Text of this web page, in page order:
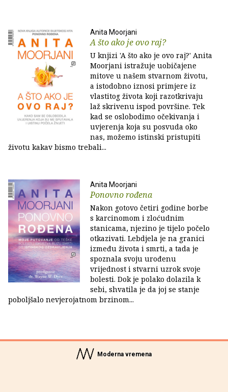
Anita Moorjani
A što ako je ovo raj?
U knjizi 'A što ako je ovo raj?' Anita
Moorjani istražuje uobičajene
mitove u našem stvarnom životu,
a istodobno iznosi primjere iz
vlastitog života koji razotkrivaju
laž skrivenu ispod površine. Tek
kad se oslobodimo očekivanja i
uvjerenja koja su posvuda oko
nas, možemo istinski pristupiti
životu kakav bismo trebali...
Anita Moorjani
Ponovno rođena
Nakon gotovo četiri godine borbe
s karcinomom i zloćudnim
stanicama, njezino je tijelo počelo
otkazivati. Lebdjela je na granici
između života i smrti, a tada je
spoznala svoju urođenu
vrijednost i stvarni uzrok svoje
bolesti. Dok je polako dolazila k
sebi, shvatila je da joj se stanje
poboljšalo nevjerojatnom brzinom...
Moderna vremena